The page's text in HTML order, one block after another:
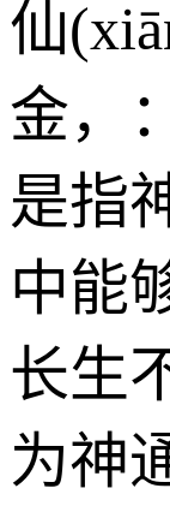
仙
金，
是指
中能
长生
为神